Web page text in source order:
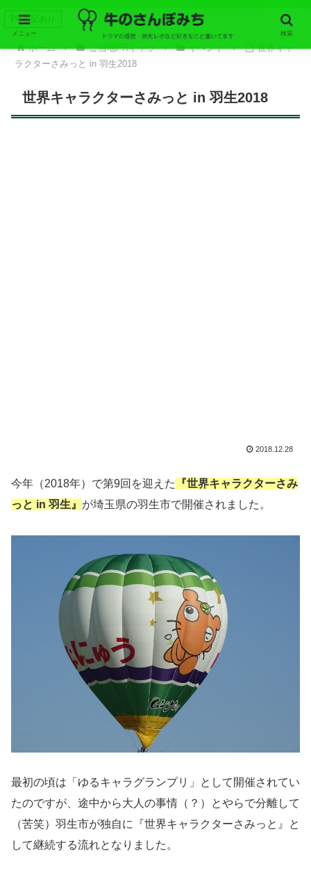
PR表記あり
ホーム ご当地PRキャラ イベント
世界キャ
ラクターさみっと in 羽生2018
世界キャラクターさみっと in 羽生2018
2018.12.28
今年（2018年）で第9回を迎えた
『世界キャラクターさみ
っと in 羽生』 が埼玉県の羽生市で開催されました。
最初の頃は「ゆるキャラグランプリ」として開催されてい
たのですが、途中から大人の事情（？）とやらで分離して
（苦笑）羽生市が独自に『世界キャラクターさみっと』と
して継続する流れとなりました。
メニュー 検索